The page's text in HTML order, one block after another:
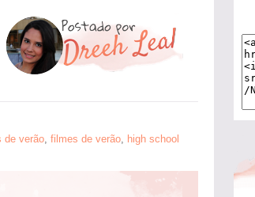
de verão, filmes de verão, high school